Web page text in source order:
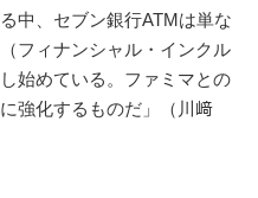
中、セブン銀行ATMは単な
フィナンシャル・インクル
始めている。ファミマとの
強化するものだ」（川﨑